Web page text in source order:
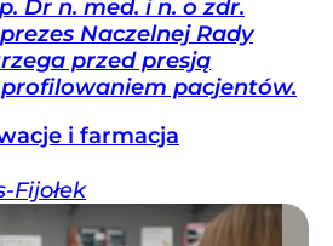
Dr n. med. i n. o zdr.
Naczelnej Rady
przed presją
pacjentów.
i farmacja
Fijołek